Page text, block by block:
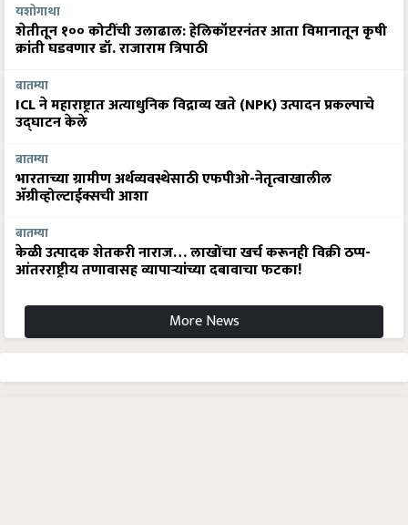
यशोगाथा
शेतीतून १०० कोटींची उलाढाल: हेलिकॉप्टरनंतर आता विमानातून कृषी
क्रांती घडवणार डॉ. राजाराम त्रिपाठी
बातम्या
ICL ने महाराष्ट्रात अत्याधुनिक विद्राव्य खते (NPK) उत्पादन प्रकल्पाचे
उद्घाटन केले
बातम्या
भारताच्या ग्रामीण अर्थव्यवस्थेसाठी एफपीओ-नेतृत्वाखालील
अ‍ॅग्रीव्होल्टाईक्सची आशा
बातम्या
केळी उत्पादक शेतकरी नाराज… लाखोंचा खर्च करूनही विक्री ठप्प-
आंतरराष्ट्रीय तणावासह व्यापाऱ्यांच्या दबावाचा फटका!
More News